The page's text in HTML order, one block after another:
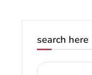
search here